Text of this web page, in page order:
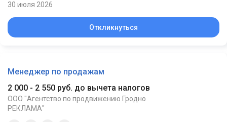
30 июля 2026
Откликнуться
Менеджер по продажам
2 000 - 2 550 руб. до вычета налогов
ООО "Агентство по продвижению Гродно
РЕКЛАМА"